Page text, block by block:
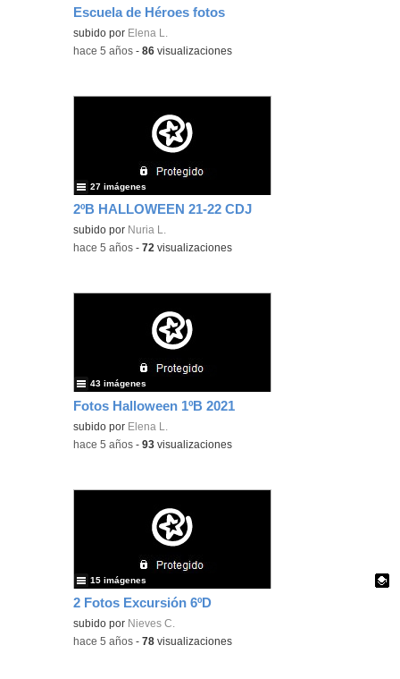
Escuela de Héroes fotos
subido por Elena L.
-hace 5 años -86 visualizaciones
2ºB HALLOWEEN 21-22 CDJ
subido por Nuria L.
27 imágenes
-hace 5 años -72 visualizaciones
Fotos Halloween 1ºB 2021
subido por Elena L.
43 imágenes
-hace 5 años -93 visualizaciones
2 Fotos Excursión 6ºD
Contenido educativo.
subido por Nieves C.
15 imágenes
-hace 5 años -78 visualizaciones